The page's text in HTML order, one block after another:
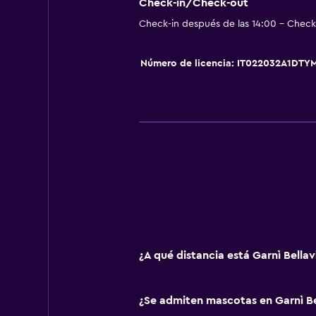
Nevera
Cocineta
Actividades
Servicios y facilidades
Caja fuerte
Check-in/Check-out
Check-in después de las 14:00 -
Número de licencia:
¿A qué distancia está Garnì
¿Se admiten mascotas en Garnì